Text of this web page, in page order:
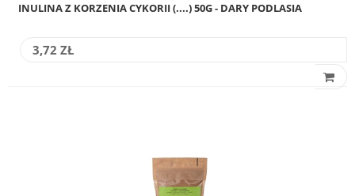
INULINA Z KORZENIA CYKORII (....) 50G - DARY PODLASIA
3,72 ZŁ